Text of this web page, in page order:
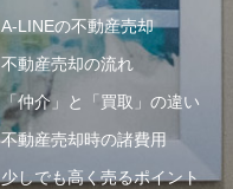
A-LINEの不動産売却
不動産売却の流れ
「仲介」と「買取」の違い
不動産売却時の諸費用
少しでも高く売るポイント